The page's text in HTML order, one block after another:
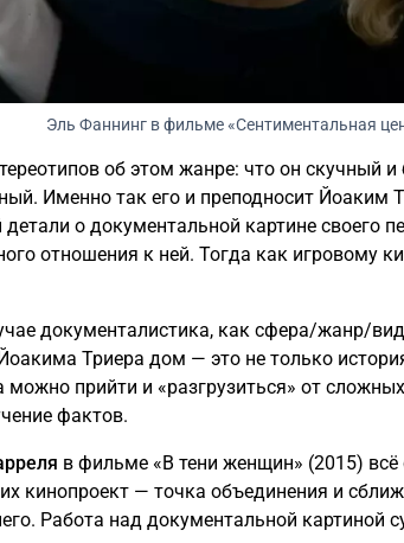
Эль Фаннинг в фильме «Сентиментальная
об этом жанре: что он скучный
Именно так его и преподносит Йоаким
о документальной картине своего
отношения к ней. Тогда как игровому
документалистика, как сфера/жанр/
Триера дом — это не только
можно прийти и «разгрузиться» от
фактов.
в фильме «В тени женщин» (2015)
кинопроект — точка объединения и
Работа над документальной картиной